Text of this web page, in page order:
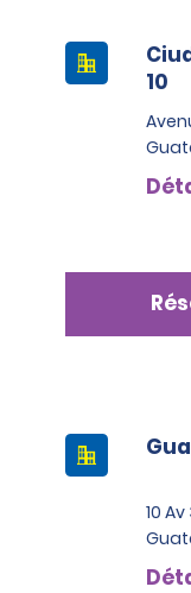
10
10 Av